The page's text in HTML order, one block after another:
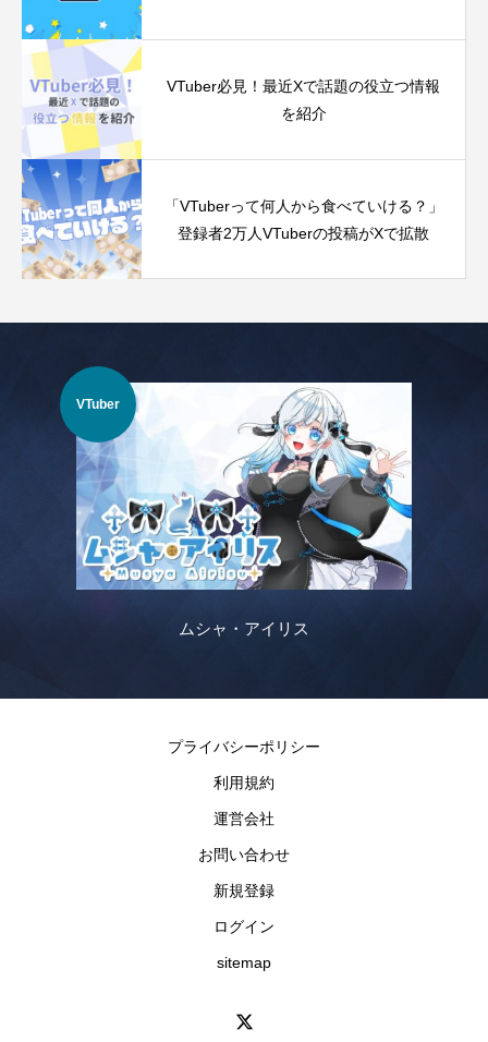
VTuber必見！最近Xで話題の役立つ情報
を紹介
「VTuberって何人から食べていける？」
登録者2万人VTuberの投稿がXで拡散
VTuber
ムシャ・アイリス
プライバシーポリシー
利用規約
運営会社
お問い合わせ
新規登録
ログイン
sitemap